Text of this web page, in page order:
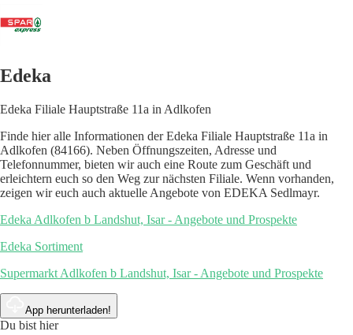
Edeka
Edeka Filiale Hauptstraße 11a in Adlkofen
Finde hier alle Informationen der Edeka Filiale Hauptstraße 11a in
Adlkofen (84166). Neben Öffnungszeiten, Adresse und
Telefonnummer, bieten wir auch eine Route zum Geschäft und
erleichtern euch so den Weg zur nächsten Filiale. Wenn vorhanden,
zeigen wir euch auch aktuelle Angebote von EDEKA Sedlmayr.
Edeka Adlkofen b Landshut, Isar - Angebote und Prospekte
Edeka Sortiment
Supermarkt Adlkofen b Landshut, Isar - Angebote und Prospekte
App herunterladen!
Du bist hier